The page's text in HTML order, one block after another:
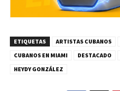
ETIQUETAS ARTISTAS CUBANOS
CUBANOS EN MIAMI
DESTACADO
HEYDY GONZÁLEZ